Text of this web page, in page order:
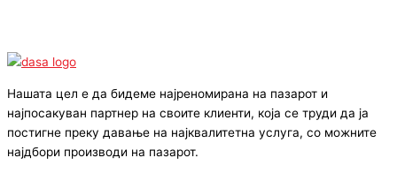
Нашата цел е да бидеме најреномирана на пазарот и
најпосакуван партнер на своите клиенти, која се труди да ја
постигне преку давање на најквалитетна услуга, со можните
најдбори производи на пазарот.